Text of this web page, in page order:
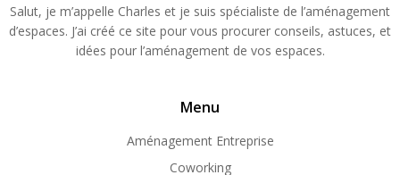
Salut, je m’appelle Charles et je suis spécialiste de l’aménagement
d’espaces. J’ai créé ce site pour vous procurer conseils, astuces, et
idées pour l’aménagement de vos espaces.
Menu
Aménagement Entreprise
Coworking